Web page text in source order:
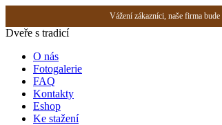
Vážení zákazníci, naše firma
Dveře s tradicí
O nás
Fotogalerie
FAQ
Kontakty
Eshop
Ke stažení